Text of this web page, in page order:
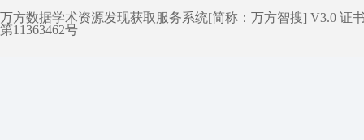
万方数据学术资源发现获取服务系统[简称：万方智搜] V3.0 证
第11363462号